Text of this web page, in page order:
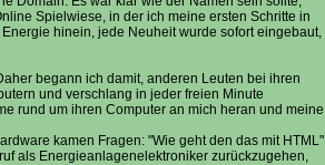
Spielwiese, in der ich meine ersten Schritte in
hinein, jede Neuheit wurde sofort eingebaut,
begann ich damit, anderen Leuten bei ihren
und verschlang in jeder freien Minute
rund um ihren Computer an mich heran und meine
kamen Fragen: "Wie geht den das mit HTML"
als Energieanlagenelektroniker zurückzugehen,